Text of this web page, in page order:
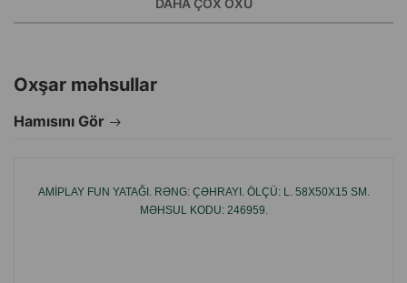
Material: 100% poliester.
İstehsalçı ölkə: Polşa.
Oxşar məhsullar
Hamısını Gör
AMIPLAY FUN YATAĞI. RƏNG: ÇƏHRAYI. ÖLÇÜ: L. 58X50X15 SM.
MƏHSUL KODU: 246959.